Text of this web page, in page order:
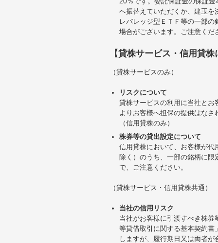
へ振替えていただくか、建玉
レバレッジ型ＥＴＦ等の一部
場合がございます。ご注意くだ
【貸株サービス・信用貸
（貸株サービスのみ）
リスクについて
貸株サービスの利用に当社と
よりお客様へ担保の提供はな
（信用貸株のみ）
株券等の貸出設定について
信用貸株において、お客様が
除く）のうち、一部の銘柄に
で、ご注意ください。
（貸株サービス・信用貸株共通）
当社の信用リスク
当社がお客様に引渡すべき株
等貸借取引に関する基本契約
しますが、履行期日又は両者